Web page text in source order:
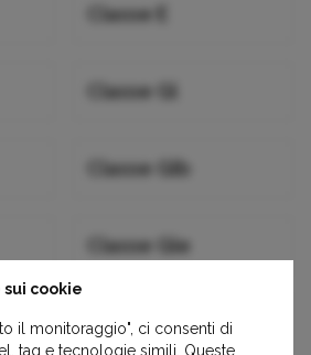
Classe E
Classe Gl
Classe Glb
Classe Gle
Classe Mb
cookie
il monitoraggio", ci consenti di
tag e tecnologie simili. Queste